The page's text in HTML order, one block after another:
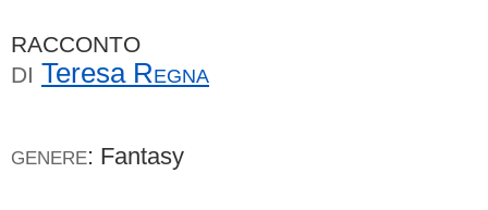
RACCONTO
DI Teresa Regna
GENERE: Fantasy